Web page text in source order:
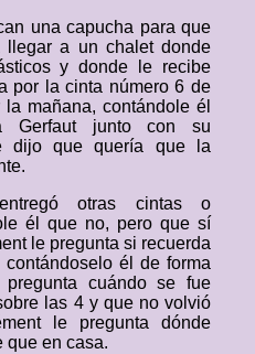
una capucha para que
a un chalet donde
y donde le recibe
por la cinta número 6 de
mañana, contándole él
junto con su
dijo que quería que la
otras cintas o
él que no, pero que sí
le pregunta si recuerda
él de forma
cuándo se fue
las 4 y que no volvió
le pregunta dónde
que en casa.